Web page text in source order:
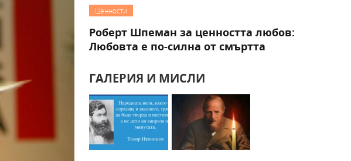
Ценности
Роберт Шпеман за ценността любов:
Любовта е по-силна от смъртта
ГАЛЕРИЯ И МИСЛИ